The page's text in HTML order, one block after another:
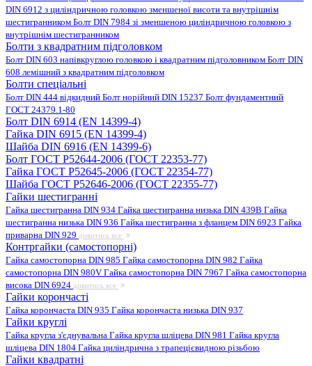
DIN 6912 з циліндричною головкою зменшеної висоти та внутрішнім
шестигранником Болт DIN 7984 зі зменшеною циліндричною головкою з
внутрішнім шестигранником
Болти з квадратним підголовком
Болт DIN 603 напівкруглою головкою і квадратним підголовником Болт DIN
608 лемішний з квадратним підголовком
Болти спеціальні
Болт DIN 444 відкидний Болт норійний DIN 15237 Болт фундаментний
ГОСТ 24379.1-80
Болт DIN 6914 (EN 14399-4)
Гайка DIN 6915 (EN 14399-4)
Шайба DIN 6916 (EN 14399-6)
Болт ГОСТ Р52644-2006 (ГОСТ 22353-77)
Гайка ГОСТ Р52645-2006 (ГОСТ 22354-77)
Шайба ГОСТ Р52646-2006 (ГОСТ 22355-77)
Гайки шестигранні
Гайка шестигранна DIN 934 Гайка шестигранна низька DIN 439B Гайка
шестигранна низька DIN 936 Гайка шестигранна з фланцем DIN 6923 Гайка
приварна DIN 929 дивитись все
Контргайки (самостопорні)
Гайка самостопорна DIN 985 Гайка самостопорна DIN 982 Гайка
самостопорна DIN 980V Гайка самостопорна DIN 7967 Гайка самостопорна
висока DIN 6924 дивитись все
Гайки корончасті
Гайка корончаста DIN 935 Гайка корончаста низька DIN 937
Гайки круглі
Гайка кругла з'єднувальна Гайка кругла шліцева DIN 981 Гайка кругла
шліцева DIN 1804 Гайка циліндрична з трапецієвидною різьбою
Гайки квадратні